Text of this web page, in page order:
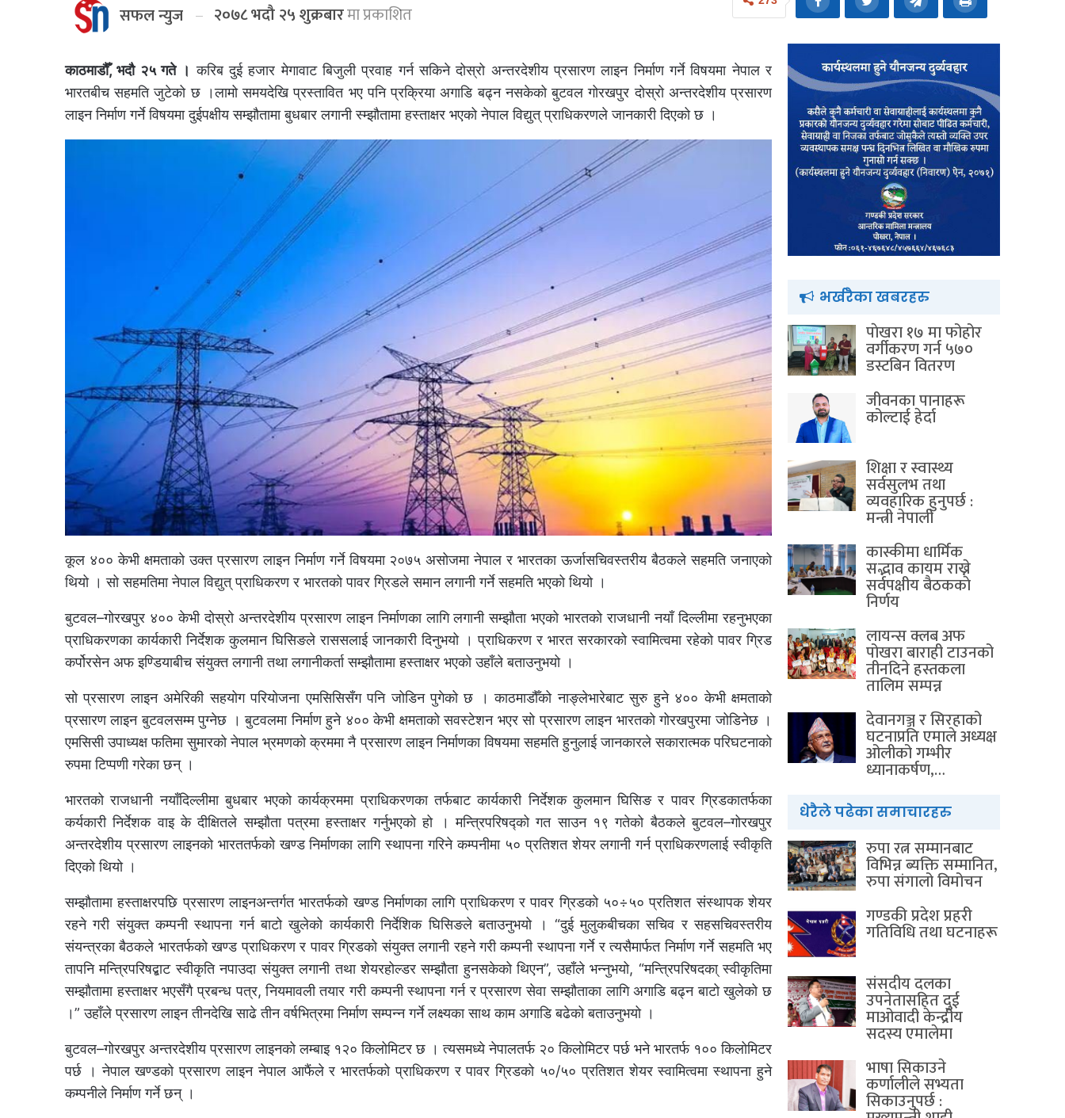
सफल न्युज २०७८ भदौ २५ शुक्रबारमा प्रकाशित
काठमाडौँ, भदौ २५ गते । करिब दुई हजार मेगावाट बिजुली प्रवाह गर्न सकिने दोस्रो अन्तरदेशीय प्रसारण लाइन निर्माण गर्ने विषयमा नेपाल र
भारतबीच सहमति जुटेको छ ।लामो समयदेखि प्रस्तावित भए पनि प्रक्रिया अगाडि बढ्न नसकेको बुटवल गोरखपुर दोस्रो अन्तरदेशीय प्रसारण
लाइन निर्माण गर्ने विषयमा दुईपक्षीय सम्झौतामा बुधबार लगानी स्म्झौतामा हस्ताक्षर भएको नेपाल विद्युत् प्राधिकरणले जानकारी दिएको छ ।
कूल ४०० केभी क्षमताको उक्त प्रसारण लाइन निर्माण गर्ने विषयमा २०७५ असोजमा नेपाल र भारतका ऊर्जासचिवस्तरीय बैठकले सहमति जनाएको
थियो । सो सहमतिमा नेपाल विद्युत् प्राधिकरण र भारतको पावर ग्रिडले समान लगानी गर्ने सहमति भएको थियो ।
बुटवल–गोरखपुर ४०० केभी दोस्रो अन्तरदेशीय प्रसारण लाइन निर्माणका लागि लगानी सम्झौता भएको भारतको राजधानी नयाँ दिल्लीमा रहनुभएका
प्राधिकरणका कार्यकारी निर्देशक कुलमान घिसिङले राससलाई जानकारी दिनुभयो । प्राधिकरण र भारत सरकारको स्वामित्वमा रहेको पावर ग्रिड
कर्पोरसेन अफ इण्डियाबीच संयुक्त लगानी तथा लगानीकर्ता सम्झौतामा हस्ताक्षर भएको उहाँले बताउनुभयो ।
सो प्रसारण लाइन अमेरिकी सहयोग परियोजना एमसिसिसँग पनि जोडिन पुगेको छ । काठमाडौँको नाङ्लेभारेबाट सुरु हुने ४०० केभी क्षमताको
प्रसारण लाइन बुटवलसम्म पुग्नेछ । बुटवलमा निर्माण हुने ४०० केभी क्षमताको सवस्टेशन भएर सो प्रसारण लाइन भारतको गोरखपुरमा जोडिनेछ ।
एमसिसी उपाध्यक्ष फतिमा सुमारको नेपाल भ्रमणको क्रममा नै प्रसारण लाइन निर्माणका विषयमा सहमति हुनुलाई जानकारले सकारात्मक परिघटनाको
रुपमा टिप्पणी गरेका छन् ।
भारतको राजधानी नयाँदिल्लीमा बुधबार भएको कार्यक्रममा प्राधिकरणका तर्फबाट कार्यकारी निर्देशक कुलमान घिसिङ र पावर ग्रिडकातर्फका
कर्यकारी निर्देशक वाइ के दीक्षितले सम्झौता पत्रमा हस्ताक्षर गर्नुभएको हो । मन्त्रिपरिषद्को गत साउन १९ गतेको बैठकले बुटवल–गोरखपुर
अन्तरदेशीय प्रसारण लाइनको भारततर्फको खण्ड निर्माणका लागि स्थापना गरिने कम्पनीमा ५० प्रतिशत शेयर लगानी गर्न प्राधिकरणलाई स्वीकृति
दिएको थियो ।
सम्झौतामा हस्ताक्षरपछि प्रसारण लाइनअन्तर्गत भारतर्फको खण्ड निर्माणका लागि प्राधिकरण र पावर ग्रिडको ५०÷५० प्रतिशत संस्थापक शेयर
रहने गरी संयुक्त कम्पनी स्थापना गर्न बाटो खुलेको कार्यकारी निर्देशिक घिसिङले बताउनुभयो । “दुई मुलुकबीचका सचिव र सहसचिवस्तरीय
संयन्त्रका बैठकले भारतर्फको खण्ड प्राधिकरण र पावर ग्रिडको संयुक्त लगानी रहने गरी कम्पनी स्थापना गर्ने र त्यसैमार्फत निर्माण गर्ने सहमति भए
तापनि मन्त्रिपरिषद्बाट स्वीकृति नपाउदा संयुक्त लगानी तथा शेयरहोल्डर सम्झौता हुनसकेको थिएन”, उहाँले भन्नुभयो, “मन्त्रिपरिषदका् स्वीकृतिमा
सम्झौतामा हस्ताक्षर भएसँगै प्रबन्ध पत्र, नियमावली तयार गरी कम्पनी स्थापना गर्न र प्रसारण सेवा सम्झौताका लागि अगाडि बढ्न बाटो खुलेको छ
।” उहाँले प्रसारण लाइन तीनदेखि साढे तीन वर्षभित्रमा निर्माण सम्पन्न गर्ने लक्ष्यका साथ काम अगाडि बढेको बताउनुभयो ।
बुटवल–गोरखपुर अन्तरदेशीय प्रसारण लाइनको लम्बाइ १२० किलोमिटर छ । त्यसमध्ये नेपालतर्फ २० किलोमिटर पर्छ भने भारतर्फ १०० किलोमिटर
पर्छ । नेपाल खण्डको प्रसारण लाइन नेपाल आफैंले र भारतर्फको प्राधिकरण र पावर ग्रिडको ५०/५० प्रतिशत शेयर स्वामित्वमा स्थापना हुने
कम्पनीले निर्माण गर्ने छन् ।
भर्खरैका खबरहरु
पाेखरा १७ मा फोहोर
वर्गीकरण गर्न ५७०
डस्टबिन वितरण
जीवनका पानाहरू
कोल्टाई हेर्दा
शिक्षा र स्वास्थ्य
सर्वसुलभ तथा
व्यवहारिक हुनुपर्छ :
मन्त्री नेपाली
कास्कीमा धार्मिक
सद्भाव कायम राख्ने
सर्वपक्षीय बैठककाे
निर्णय
लायन्स क्लब अफ
पोखरा बाराही टाउनको
तीनदिने हस्तकला
तालिम सम्पन्न
देवानगञ्ज र सिरहाको
घटनाप्रति एमाले अध्यक्ष
ओलीको गम्भीर
ध्यानाकर्षण,…
धेरैले पढेका समाचारहरु
रुपा रत्न सम्मानबाट
विभिन्न ब्यक्ति सम्मानित,
रुपा संगालो विमोचन
गण्डकी प्रदेश प्रहरी
गतिविधि तथा घटनाहरू
संसदीय दलका
उपनेतासहित दुई
माओवादी केन्द्रीय
सदस्य एमालेमा
भाषा सिकाउने
कर्णालीले सभ्यता
सिकाउनुपर्छ :